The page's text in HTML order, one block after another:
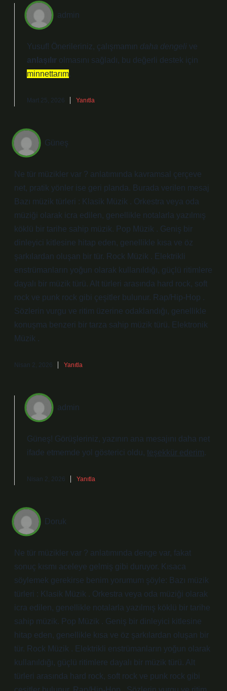
admin
Yusuf! Önerileriniz, çalışmamın daha dengeli ve
anlaşılır olmasını sağladı, bu değerli destek için
minnettarım.
Mart 25, 2026 Yanıtla
Güneş
Ne tür müzikler var ? anlatımında kavramsal çerçeve
net, pratik yönler ise geri planda. Burada verilen mesaj
Bazı müzik türleri : Klasik Müzik . Orkestra veya oda
müziği olarak icra edilen, genellikle notalarla yazılmış
köklü bir tarihe sahip müzik. Pop Müzik . Geniş bir
dinleyici kitlesine hitap eden, genellikle kısa ve öz
şarkılardan oluşan bir tür. Rock Müzik . Elektrikli
enstrümanların yoğun olarak kullanıldığı, güçlü ritimlere
dayalı bir müzik türü. Alt türleri arasında hard rock, soft
rock ve punk rock gibi çeşitler bulunur. Rap/Hip-Hop .
Sözlerin vurgu ve ritim üzerine odaklandığı, genellikle
konuşma benzeri bir tarza sahip müzik türü. Elektronik
Müzik .
Nisan 2, 2026 Yanıtla
admin
Güneş! Görüşleriniz, yazının ana mesajını daha net
ifade etmemde yol gösterici oldu, teşekkür ederim.
Nisan 2, 2026 Yanıtla
Doruk
Ne tür müzikler var ? anlatımında denge var, fakat
sonuç kısmı aceleye gelmiş gibi duruyor. Kısaca
söylemek gerekirse benim yorumum şöyle: Bazı müzik
türleri : Klasik Müzik . Orkestra veya oda müziği olarak
icra edilen, genellikle notalarla yazılmış köklü bir tarihe
sahip müzik. Pop Müzik . Geniş bir dinleyici kitlesine
hitap eden, genellikle kısa ve öz şarkılardan oluşan bir
tür. Rock Müzik . Elektrikli enstrümanların yoğun olarak
kullanıldığı, güçlü ritimlere dayalı bir müzik türü. Alt
türleri arasında hard rock, soft rock ve punk rock gibi